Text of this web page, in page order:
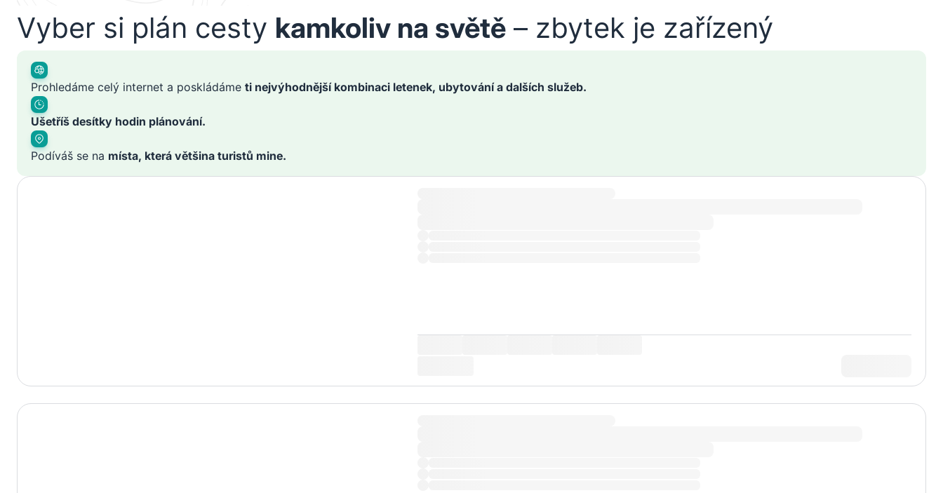
Vyber si plán cesty kamkoliv na světě – zbytek je zařízený
Prohledáme celý internet a poskládáme ti nejvýhodnější kombinaci letenek, ubytování a dalších služeb.
Ušetříš desítky hodin plánování.
Podíváš se na místa, která většina turistů mine.